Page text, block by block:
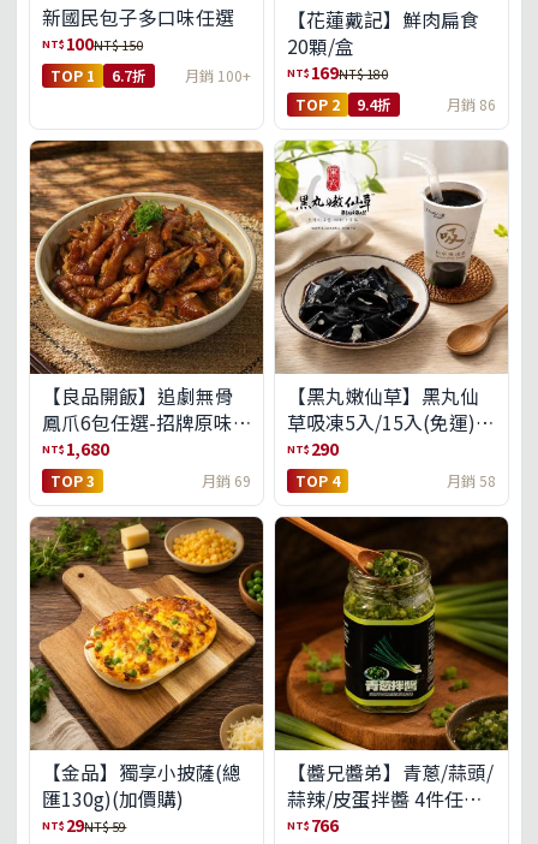
新國民包子多口味任選
NT$ 100NT$ 150
TOP 1 6.7折 月銷 100+
【花蓮戴記】鮮肉扁食
20顆/盒
NT$ 169NT$ 180
TOP 2 9.4折 月銷 86
【良品開飯】追劇無骨
鳳爪6包任選-招牌原味/
濃濃蒜香/過癮麻辣(免運
組)
NT$ 1,680
TOP 3 月銷 69
【黑丸嫩仙草】黑丸仙
草吸凍5入/15入(免運)
(預購中8/14出貨)
NT$ 290
TOP 4 月銷 58
【金品】獨享小披薩(總
匯130g)(加價購)
NT$ 29NT$ 59
【醬兄醬弟】青蔥/蒜頭/
蒜辣/皮蛋拌醬 4件任選
(免運組)
NT$ 766